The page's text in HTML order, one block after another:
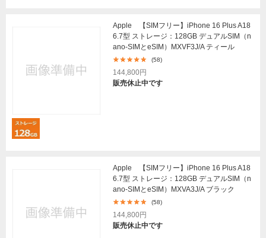
Apple 【SIMフリー】iPhone 16 Plus A18
6.7型 ストレージ：128GB デュアルSIM（n
ano-SIMとeSIM）MXVF3J/A ティール
(58)
144,800円
販売休止中です
Apple 【SIMフリー】iPhone 16 Plus A18
6.7型 ストレージ：128GB デュアルSIM（n
ano-SIMとeSIM）MXVA3J/A ブラック
(58)
144,800円
販売休止中です